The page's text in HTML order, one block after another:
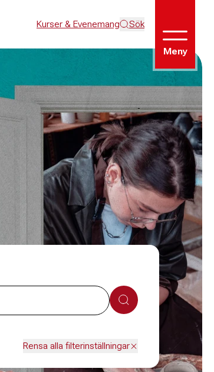
Kurser & Evenemang Sök
Meny
Sök
Rensa alla filterinställningar